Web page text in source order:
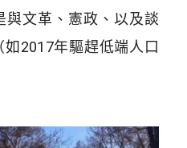
與文革、憲政、以及談
2017年驅趕低端人口